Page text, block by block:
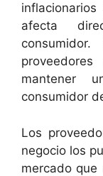
afecta
mantener
consumidor
Los
negocio los
mercado que